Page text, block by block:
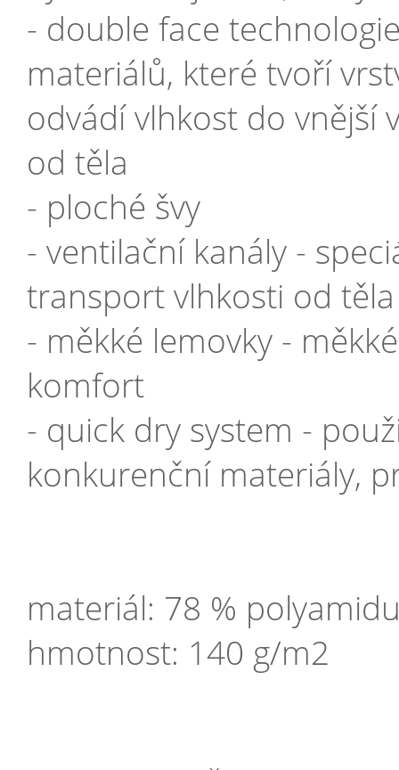
- double face
materiálů, které tvoří
odvádí vlhkost do vnější
od těla
- ploché švy
- ventilační kanály -
transport vlhkosti od těla
- měkké lemovky -
komfort
- quick dry system -
konkurenční materiály,
materiál: 78 %
hmotnost: 140 g/m2